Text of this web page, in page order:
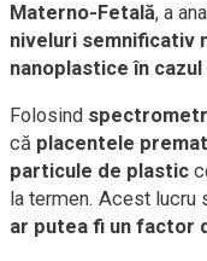
Materno-Fetală, a
niveluri semnificativ
nanoplastice în
Folosind
că placentele
particule de plastic
la termen. Acest lucru
ar putea fi un factor